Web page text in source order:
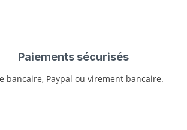
Paiements sécurisés
bancaire, Paypal ou virement bancaire.